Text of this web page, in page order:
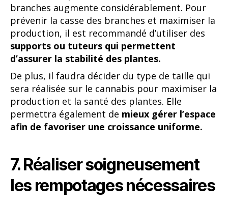
branches augmente considérablement. Pour
prévenir la casse des branches et maximiser la
production, il est recommandé d’utiliser des
supports ou tuteurs qui permettent
d’assurer la stabilité des plantes.
De plus, il faudra décider du type de taille qui
sera réalisée sur le cannabis pour maximiser la
production et la santé des plantes. Elle
permettra également de mieux gérer l’espace
afin de favoriser une croissance uniforme.
7. Réaliser soigneusement
les rempotages nécessaires